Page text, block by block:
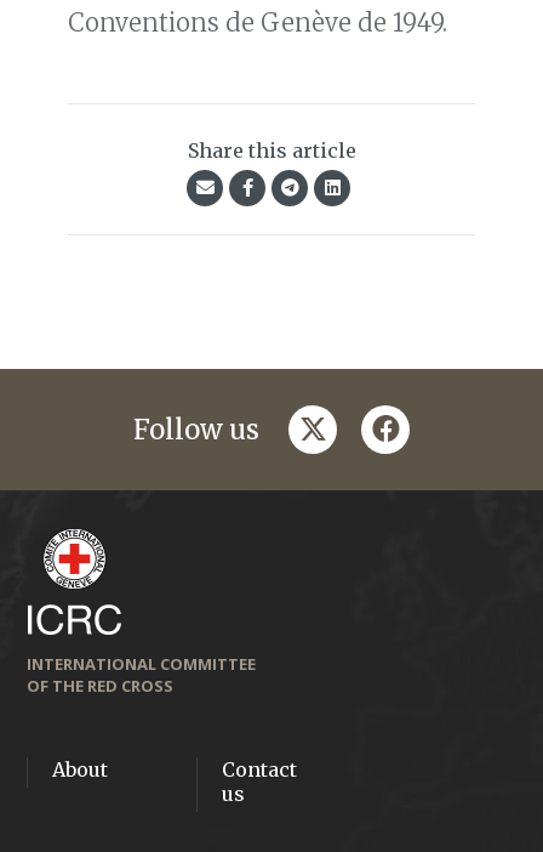
Conventions de Genève de 1949.
Share this article
Follow us twitterfacebook
INTERNATIONAL COMMITTEE
OF THE RED CROSS
About
Contact
us